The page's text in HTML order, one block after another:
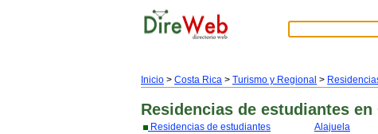
Inicio > Costa Rica > Turismo y Regional >
Residencias de estudiantes en
Residencias de estudiantes
Alajuela